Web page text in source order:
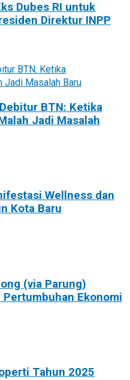
Dubes RI untuk
Direktur INPP
BTN: Ketika
Jadi Masalah
Wellness dan
Kota Baru
(via Parung)
Pertumbuhan Ekonomi
Tahun 2025